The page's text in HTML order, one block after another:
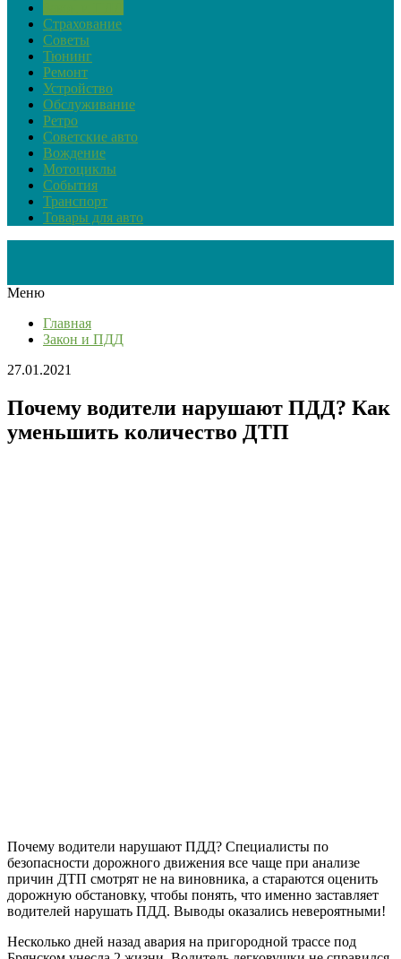
Страхование
Советы
Тюнинг
Ремонт
Устройство
Обслуживание
Ретро
Советские авто
Вождение
Мотоциклы
События
Транспорт
Товары для авто
Меню
Главная
Закон и ПДД
27.01.2021
Почему водители нарушают ПДД? Как
уменьшить количество ДТП
Почему водители нарушают ПДД? Специалисты по
безопасности дорожного движения все чаще при анализе
причин ДТП смотрят не на виновника, а стараются оценить
дорожную обстановку, чтобы понять, что именно заставляет
водителей нарушать ПДД. Выводы оказались невероятными!
Несколько дней назад авария на пригородной трассе под